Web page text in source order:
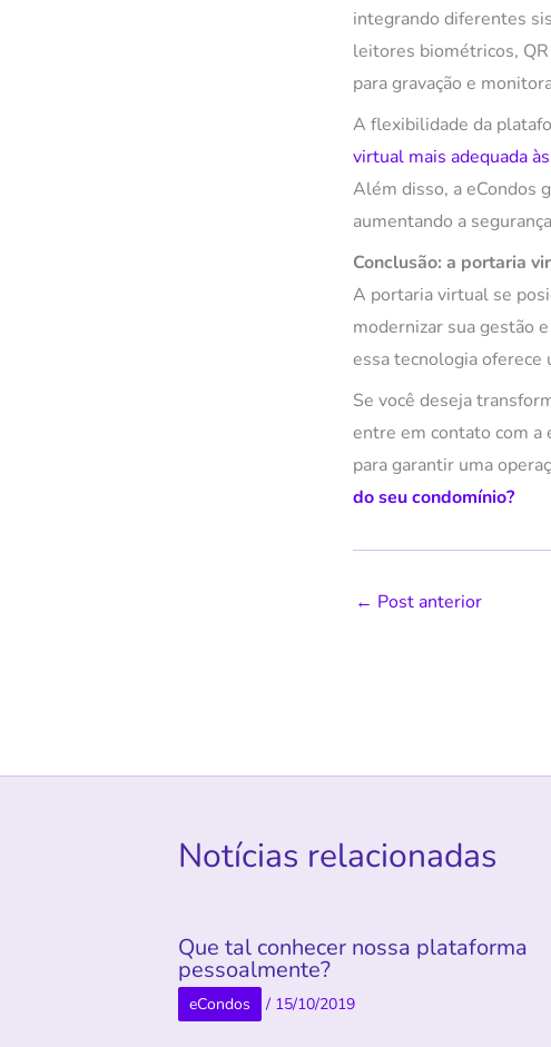
integrando diferentes
leitores biométricos,
para gravação e
A flexibilidade da
virtual mais adequada
Além disso, a eCondos
aumentando a
Conclusão: a portaria
A portaria virtual se
modernizar sua gestão
essa tecnologia oferece
Se você deseja
entre em contato com a
para garantir uma
do seu condomínio?
← Post anterior
Notícias relacionadas
Que tal conhecer nossa plataforma
pessoalmente?
eCondos / 15/10/2019